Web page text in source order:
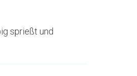
sprießt und